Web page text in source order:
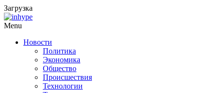
Загрузка
Menu
Новости
Политика
Экономика
Общество
Происшествия
Технологии